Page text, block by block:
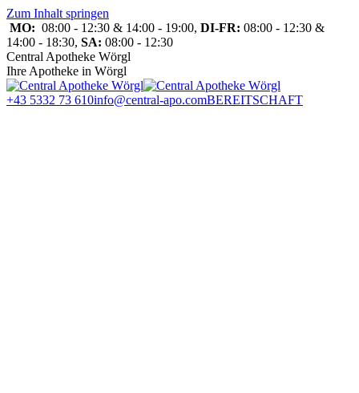
Zum Inhalt springen
MO: 08:00 - 12:30 & 14:00 - 19:00, DI-FR: 08:00 - 12:30 &
14:00 - 18:30, SA: 08:00 - 12:30
Central Apotheke Wörgl
Ihre Apotheke in Wörgl
+43 5332 73 610info@central-apo.comBEREITSCHAFT